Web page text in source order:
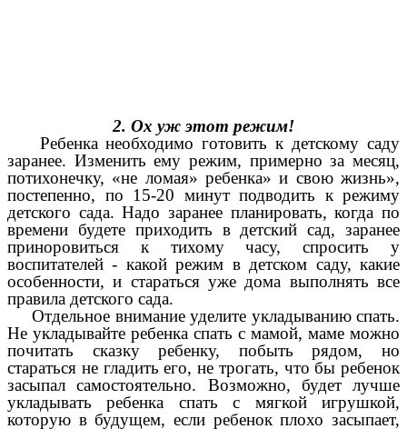
2. Ох уж этот режим!
Ребенка необходимо готовить к детскому саду
заранее. Изменить ему режим, примерно за месяц,
потихонечку, «не ломая» ребенка» и свою жизнь»,
постепенно, по 15-20 минут подводить к режиму
детского сада. Надо заранее планировать, когда по
времени будете приходить в детский сад, заранее
приноровиться к тихому часу, спросить у
воспитателей - какой режим в детском саду, какие
особенности, и стараться уже дома выполнять все
правила детского сада.
Отдельное внимание уделите укладыванию спать.
Не укладывайте ребенка спать с мамой, маме можно
почитать сказку ребенку, побыть рядом, но
стараться не гладить его, не трогать, что бы ребенок
засыпал самостоятельно. Возможно, будет лучше
укладывать ребенка спать с мягкой игрушкой,
которую в будущем, если ребенок плохо засыпает,